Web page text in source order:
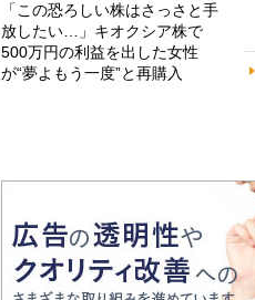
「この恐ろしい株はさっさと手
放したい…」キオクシア株で
500万円の利益を出した女性
が“夢よもう一度”と再購入